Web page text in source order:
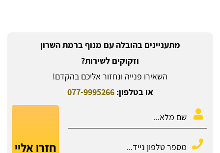
מתעניינים בהובלה עם מנוף ברמת השרון
וזקוקים לשירות?
השאירו פנייה ונחזור אליכם בהקדם!
או בטלפון:077-9995266
חזרו אליי